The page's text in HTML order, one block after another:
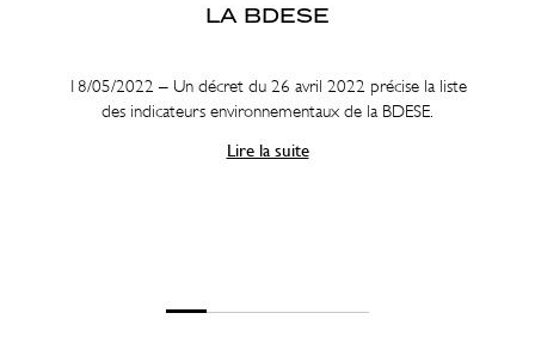
LA BDESE
18/05/2022 – Un décret du 26 avril 2022 précise la liste
des indicateurs environnementaux de la BDESE.
Lire la suite